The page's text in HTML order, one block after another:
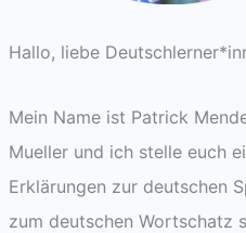
Hallo, liebe
Mein Name ist Patrick
Mueller und ich stelle euch
Erklärungen zur deutschen
zum deutschen Wortschatz